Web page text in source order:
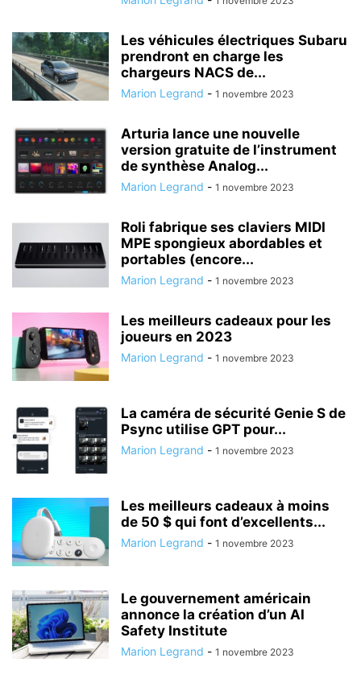
Les véhicules électriques Subaru
prendront en charge les
chargeurs NACS de...
Marion Legrand - 1 novembre 2023
Arturia lance une nouvelle
version gratuite de l’instrument
de synthèse Analog...
Marion Legrand - 1 novembre 2023
Roli fabrique ses claviers MIDI
MPE spongieux abordables et
portables (encore...
Marion Legrand - 1 novembre 2023
Les meilleurs cadeaux pour les
joueurs en 2023
Marion Legrand - 1 novembre 2023
La caméra de sécurité Genie S de
Psync utilise GPT pour...
Marion Legrand - 1 novembre 2023
Les meilleurs cadeaux à moins
de 50 $ qui font d’excellents...
Marion Legrand - 1 novembre 2023
Le gouvernement américain
annonce la création d’un AI
Safety Institute
Marion Legrand - 1 novembre 2023